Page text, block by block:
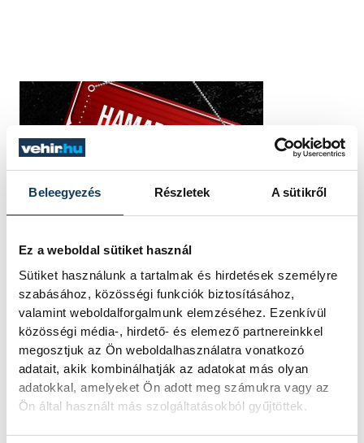
Beleegyezés Részletek A sütikről
Ez a weboldal sütiket használ
Sütiket használunk a tartalmak és hirdetések személyre
szabásához, közösségi funkciók biztosításához,
valamint weboldalforgalmunk elemzéséhez. Ezenkívül
közösségi média-, hirdető- és elemező partnereinkkel
megosztjuk az Ön weboldalhasználatra vonatkozó
adatait, akik kombinálhatják az adatokat más olyan
adatokkal, amelyeket Ön adott meg számukra vagy az
Ön által használt más szolgáltatásokból gyűjtöttek.